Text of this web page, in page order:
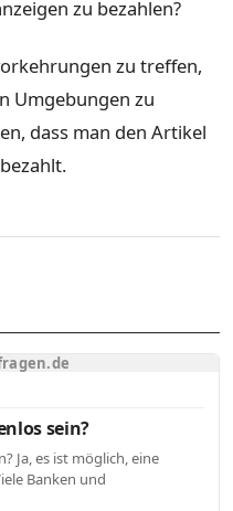
zu bezahlen?
zu treffen,
Umgebungen zu
dass man den Artikel
sein?
Ja, es ist möglich, eine
Banken und